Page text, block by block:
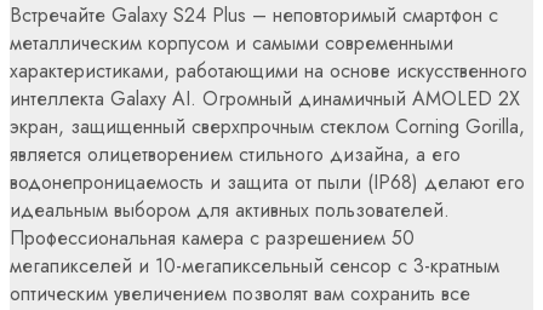
Встречайте Galaxy S24 Plus – неповторимый смартфон с
металлическим корпусом и самыми современными
характеристиками, работающими на основе искусственного
интеллекта Galaxy AI. Огромный динамичный AMOLED 2X
экран, защищенный сверхпрочным стеклом Corning Gorilla,
является олицетворением стильного дизайна, а его
водонепроницаемость и защита от пыли (IP68) делают его
идеальным выбором для активных пользователей.
Профессиональная камера с разрешением 50
мегапикселей и 10-мегапиксельный сенсор с 3-кратным
оптическим увеличением позволят вам сохранить все